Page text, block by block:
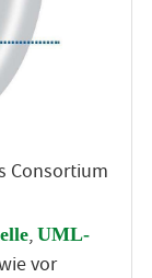
Consortium
, UML-
vor